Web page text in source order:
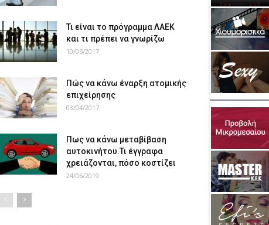
Τι είναι το πρόγραμμα ΛΑΕΚ
και τι πρέπει να γνωρίζω
10/05/2017
Πώς να κάνω έναρξη ατομικής
επιχείρησης
03/04/2017
Πως να κάνω μεταβίβαση
αυτοκινήτου.Τι έγγραφα
χρειάζονται, πόσο κοστίζει
24/06/2019